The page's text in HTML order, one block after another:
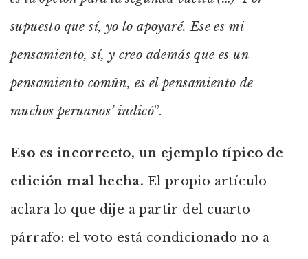
supuesto que sí, yo lo apoyaré. Ese es mi
pensamiento, sí, y creo además que es un
pensamiento común, es el pensamiento de
muchos peruanos’ indicó”.
Eso es incorrecto, un ejemplo típico de
edición mal hecha. El propio artículo
aclara lo que dije a partir del cuarto
párrafo: el voto está condicionado no a